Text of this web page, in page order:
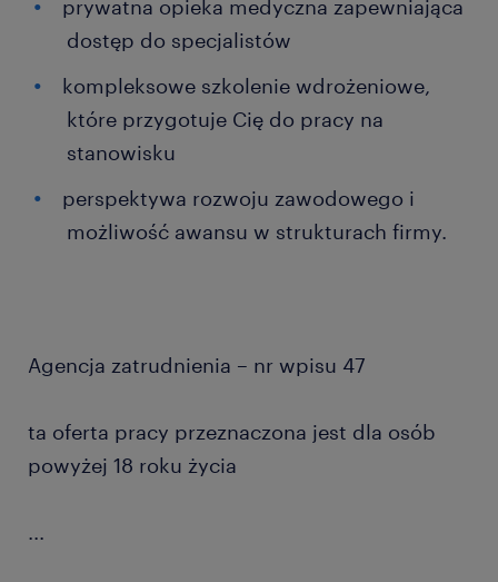
prywatna opieka medyczna zapewniająca
dostęp do specjalistów
kompleksowe szkolenie wdrożeniowe,
które przygotuje Cię do pracy na
stanowisku
perspektywa rozwoju zawodowego i
możliwość awansu w strukturach firmy.
Agencja zatrudnienia – nr wpisu 47
ta oferta pracy przeznaczona jest dla osób
powyżej 18 roku życia
...